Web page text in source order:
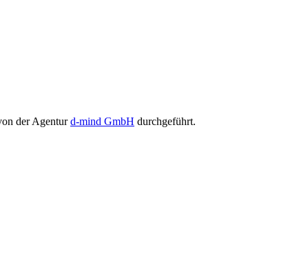
der Agenturd-mind GmbH durchgeführt.